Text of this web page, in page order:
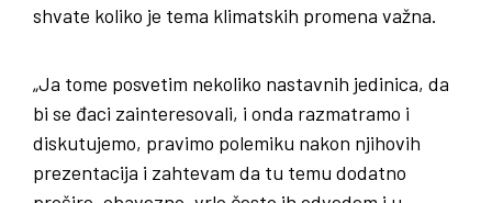
shvate koliko je tema klimatskih promena važna.
„Ja tome posvetim nekoliko nastavnih jedinica, da
bi se đaci zainteresovali, i onda razmatramo i
diskutujemo, pravimo polemiku nakon njihovih
prezentacija i zahtevam da tu temu dodatno